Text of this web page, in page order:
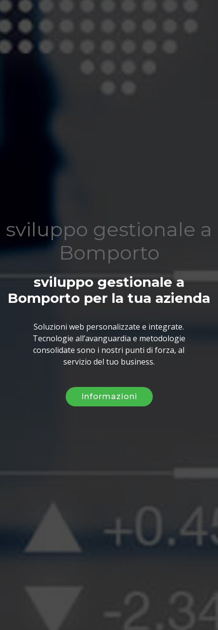
sviluppo gestionale a
Bomporto
sviluppo gestionale a
Bomporto per la tua azienda
Soluzioni web personalizzate e integrate.
Tecnologie all’avanguardia e metodologie
consolidate sono i nostri punti di forza, al
servizio del tuo business.
Informazioni